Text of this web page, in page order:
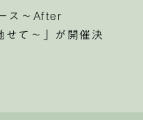
ス〜After
て〜」が開催決